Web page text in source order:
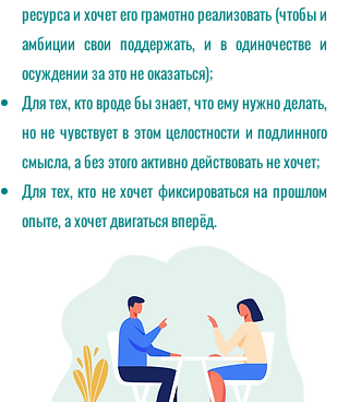
ресурса и хочет его грамотно реализовать (чтобы и
амбиции свои поддержать, и в одиночестве и
осуждении за это не оказаться);
Для тех, кто вроде бы знает, что ему нужно делать,
но не чувствует в этом целостности и подлинного
смысла, а без этого активно действовать не хочет;
Для тех, кто не хочет фиксироваться на прошлом
опыте, а хочет двигаться вперёд.